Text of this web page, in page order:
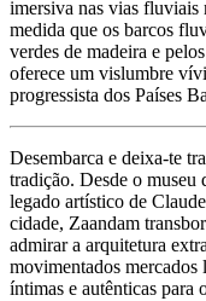
imersiva nas vias fluviais
medida que os barcos
verdes de madeira e
oferece um vislumbre
progressista dos Países
Desembarca e deixa-te
tradição. Desde o museu
legado artístico de
cidade, Zaandam
admirar a arquitetura
movimentados mercados
íntimas e autênticas para